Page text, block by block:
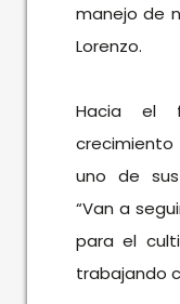
manejo de
Lorenzo.
Hacia el
crecimiento
uno de
“Van a
para el
trabajando